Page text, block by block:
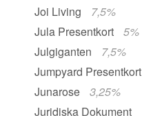
Joi Living
7,5%
Jula Presentkort
5%
Julgiganten
7,5%
Jumpyard Presentkort
Junarose
3,25%
Juridiska Dokument